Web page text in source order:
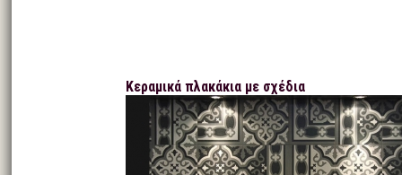
Κεραμικά πλακάκια με σχέδια